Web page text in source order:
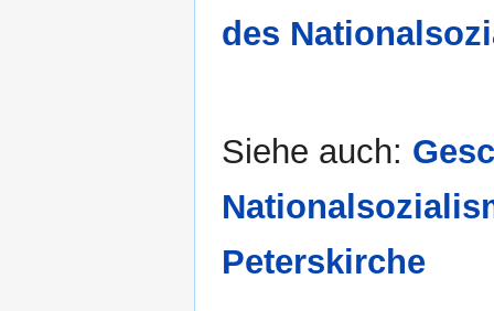
des
Siehe auch:
Peterskirche